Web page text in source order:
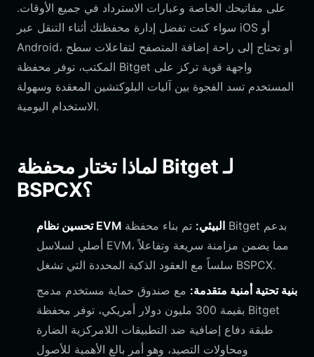
على مفاتيحك الخاصة وعبارات الاسترداد في جميع الأوقات.
سواء كنت تفضل إدارة محفظتك أثناء التنقل عبر iOS أو
Android، أو تحتاج إلى راحة إضافة المتصفح لتفاعلات سطح
المكتب، توفر محفظة Bitget واجهة قوية تركز على
المستخدم تسد الفجوة بين آليات البلوكتشين المعقدة وسهولة
الاستخدام اليومية.
لماذا تختار محفظة Bitget لـ
BSPCX؟
تحسين نظام EVM البيئي: تم بناء محفظة Bitget بدعم
أصلي لسلاسل EVM، مما يضمن مزامنة سريعة وتفاعلاً
سلساً مع العقود الذكية المحددة التي تشغل BSPCX.
بنية تحتية أمنية متقدمة: مع صندوق حماية مستخدم مدمج
بقيمة 300 مليون دولار أمريكي، توفر محفظة Bitget
طبقة دفاع إضافية ضد التطبيقات اللامركزية الضارة
ومحاولات التصيد، وهو أمر بالغ الأهمية للأصول